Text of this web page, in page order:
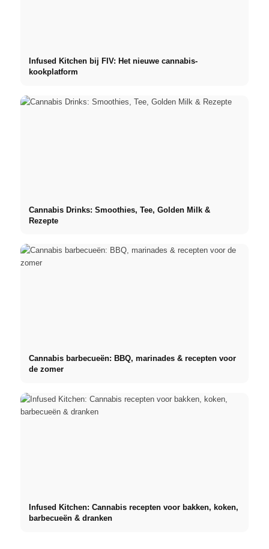
Infused Kitchen bij FIV: Het nieuwe cannabis-
kookplatform
Cannabis Drinks: Smoothies, Tee, Golden Milk &
Rezepte
Cannabis barbecueën: BBQ, marinades & recepten voor
de zomer
Infused Kitchen: Cannabis recepten voor bakken, koken,
barbecueën & dranken